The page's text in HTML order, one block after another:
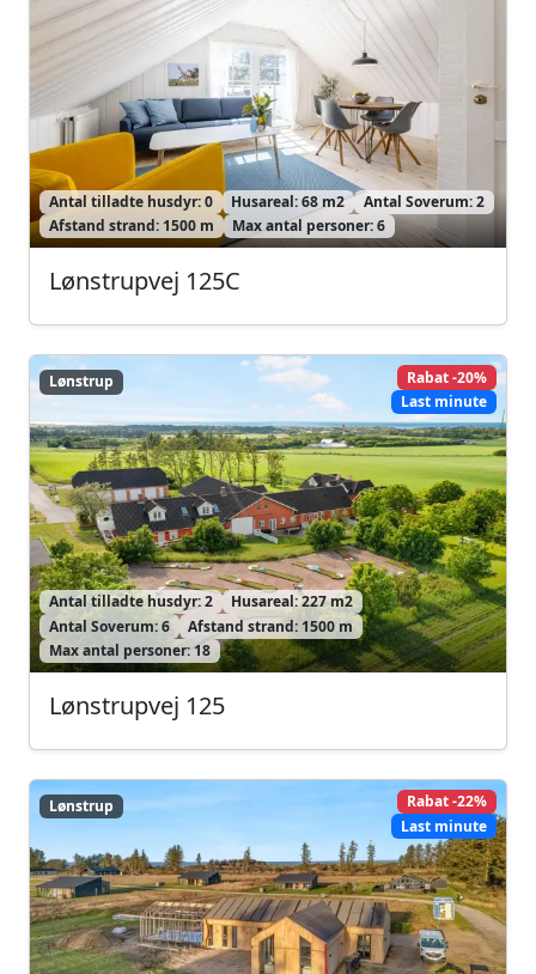
Antal tilladte husdyr: 0 Husareal: 68 m2
Antal Soverum: 2
Afstand strand: 1500 m
Max antal personer: 6
Lønstrupvej 125C
Lønstrup
Lønstrup
Rabat -20%
Last minute
Antal tilladte husdyr: 2
Husareal: 227 m2
Antal Soverum: 6
Afstand strand: 1500 m
Max antal personer: 18
Lønstrupvej 125
Lønstrup
Lønstrup
Rabat -22%
Last minute